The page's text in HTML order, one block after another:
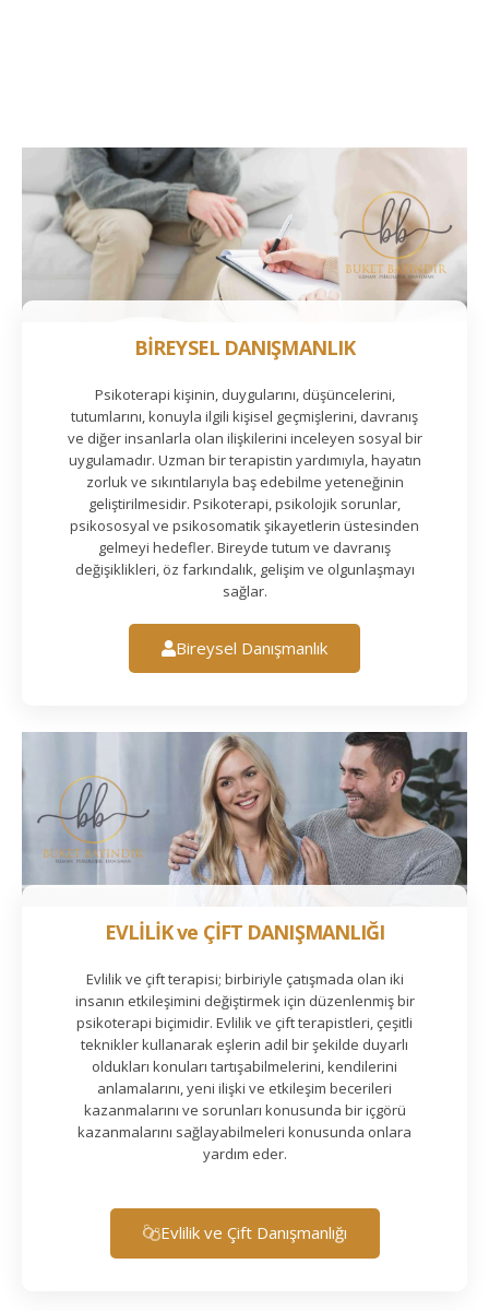
BİREYSEL DANIŞMANLIK
Psikoterapi kişinin, duygularını, düşüncelerini,
tutumlarını, konuyla ilgili kişisel geçmişlerini, davranış
ve diğer insanlarla olan ilişkilerini inceleyen sosyal bir
uygulamadır. Uzman bir terapistin yardımıyla, hayatın
zorluk ve sıkıntılarıyla baş edebilme yeteneğinin
geliştirilmesidir. Psikoterapi, psikolojik sorunlar,
psikososyal ve psikosomatik şikayetlerin üstesinden
gelmeyi hedefler. Bireyde tutum ve davranış
değişiklikleri, öz farkındalık, gelişim ve olgunlaşmayı
sağlar.
Bireysel Danışmanlık
EVLİLİK ve ÇİFT DANIŞMANLIĞI
Evlilik ve çift terapisi; birbiriyle çatışmada olan iki
insanın etkileşimini değiştirmek için düzenlenmiş bir
psikoterapi biçimidir. Evlilik ve çift terapistleri, çeşitli
teknikler kullanarak eşlerin adil bir şekilde duyarlı
oldukları konuları tartışabilmelerini, kendilerini
anlamalarını, yeni ilişki ve etkileşim becerileri
kazanmalarını ve sorunları konusunda bir içgörü
kazanmalarını sağlayabilmeleri konusunda onlara
yardım eder.
Evlilik ve Çift Danışmanlığı